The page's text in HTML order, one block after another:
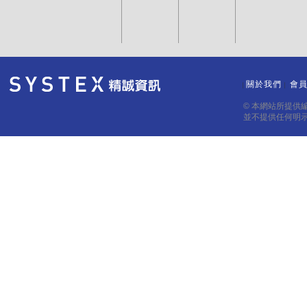
關於我們 會
© 本網站所提供
並不提供任何明